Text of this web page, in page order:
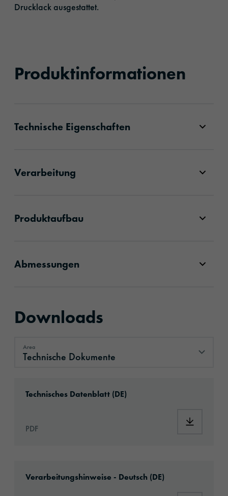
Drucklack ausgestattet.
Produktinformationen
Technische Eigenschaften
Verarbeitung
Produktaufbau
Abmessungen
Downloads
Area
Technische Dokumente
Technisches Datenblatt (DE)
PDF
Verarbeitungshinweise - Deutsch (DE)